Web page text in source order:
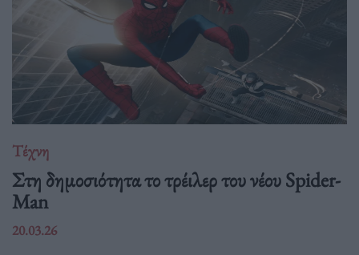
Τέχνη
Στη δημοσιότητα το τρέιλερ του νέου Spider-
Man
20.03.26